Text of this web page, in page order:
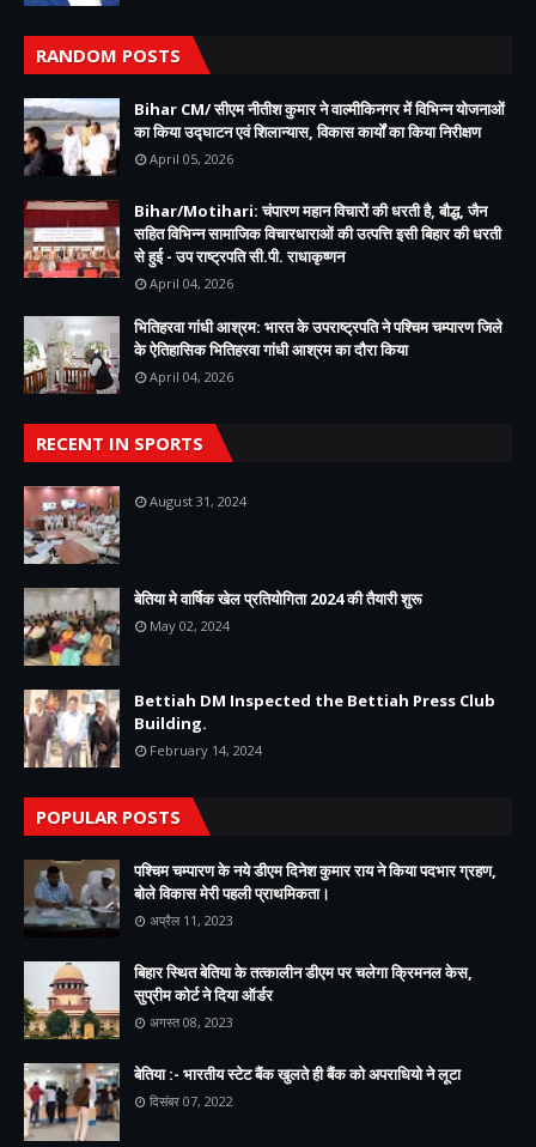
RANDOM POSTS
Bihar CM/ सीएम नीतीश कुमार ने वाल्मीकिनगर में विभिन्न योजनाओं
का किया उद्घाटन एवं शिलान्यास, विकास कार्यों का किया निरीक्षण
April 05, 2026
Bihar/Motihari: चंपारण महान विचारों की धरती है, बौद्ध, जैन
सहित विभिन्न सामाजिक विचारधाराओं की उत्पत्ति इसी बिहार की धरती
से हुई - उप राष्ट्रपति सी.पी. राधाकृष्णन
April 04, 2026
भितिहरवा गांधी आश्रम: भारत के उपराष्ट्रपति ने पश्चिम चम्पारण जिले
के ऐतिहासिक भितिहरवा गांधी आश्रम का दौरा किया
April 04, 2026
RECENT IN SPORTS
August 31, 2024
बेतिया मे वार्षिक खेल प्रतियोगिता 2024 की तैयारी शुरू
May 02, 2024
Bettiah DM Inspected the Bettiah Press Club
Building.
February 14, 2024
POPULAR POSTS
पश्चिम चम्पारण के नये डीएम दिनेश कुमार राय ने किया पदभार ग्रहण,
बोले विकास मेरी पहली प्राथमिकता।
अप्रैल 11, 2023
बिहार स्थित बेतिया के तत्कालीन डीएम पर चलेगा क्रिमनल केस,
सुप्रीम कोर्ट ने दिया ऑर्डर
अगस्त 08, 2023
बेतिया :- भारतीय स्टेट बैंक खुलते ही बैंक को अपराधियो ने लूटा
दिसंबर 07, 2022